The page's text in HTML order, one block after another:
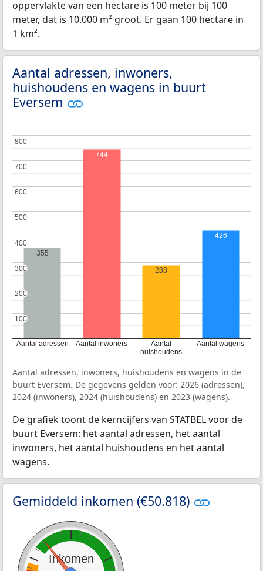
oppervlakte van een hectare is 100 meter bij 100
meter, dat is 10.000 m² groot. Er gaan 100 hectare in
1 km².
Aantal adressen, inwoners,
huishoudens en wagens in buurt
Eversem
Aantal adressen Aantal inwoners
Aantal
huishoudens
Aantal wagens
100
100
200
200
300
300
400
400
500
500
600
600
700
700
800
800
355
744
288
426
Aantal adressen, inwoners, huishoudens en wagens in de
buurt Eversem. De gegevens gelden voor: 2026 (adressen),
2024 (inwoners), 2024 (huishoudens) en 2023 (wagens).
De grafiek toont de kerncijfers van STATBEL voor de
buurt Eversem: het aantal adressen, het aantal
inwoners, het aantal huishoudens en het aantal
wagens.
Gemiddeld inkomen (€50.818)
Inkomen